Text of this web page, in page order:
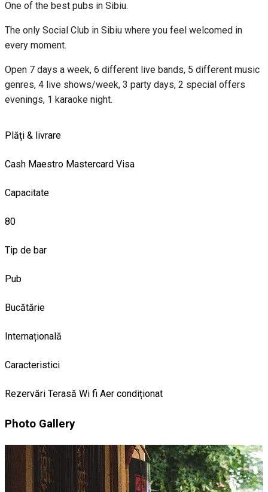
One of the best pubs in Sibiu.
The only Social Club in Sibiu where you feel welcomed in
every moment.
Open 7 days a week, 6 different live bands, 5 different music
genres, 4 live shows/week, 3 party days, 2 special offers
evenings, 1 karaoke night.
Plăți & livrare
Cash Maestro Mastercard Visa
Capacitate
80
Tip de bar
Pub
Bucătărie
Internațională
Caracteristici
Rezervări Terasă Wi fi Aer condiționat
Photo Gallery